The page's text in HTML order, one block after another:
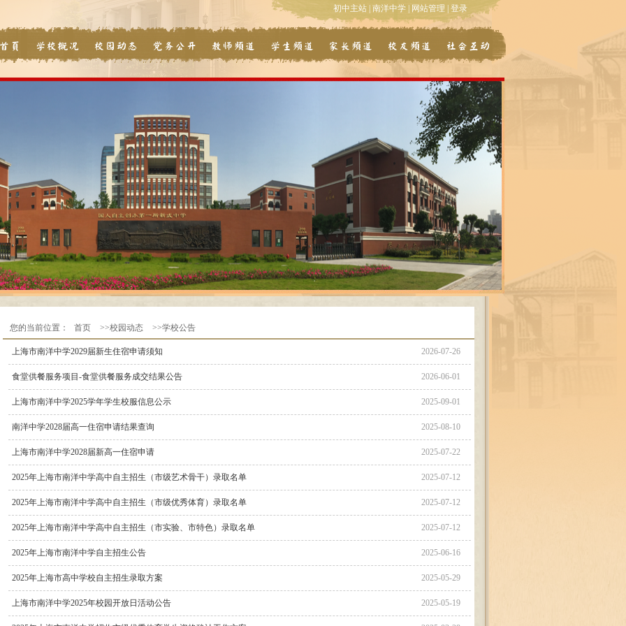
初中主站 南洋中学 网站管理 登录
页 学校概况 校园动态 党务公开 教师频道 学生频道 家长频道 校友频道 社会互动
您的当前位置： 首页 >>校园动态 >>学校公告
上海市南洋中学2029届新生住宿申请须知 2026-07-26
食堂供餐服务项目-食堂供餐服务成交结果公告 2026-06-01
上海市南洋中学2025学年学生校服信息公示 2025-09-01
南洋中学2028届高一住宿申请结果查询 2025-08-10
上海市南洋中学2028届新高一住宿申请 2025-07-22
2025年上海市南洋中学高中自主招生（市级艺术骨干）录取名单 2025-07-12
2025年上海市南洋中学高中自主招生（市级优秀体育）录取名单 2025-07-12
2025年上海市南洋中学高中自主招生（市实验、市特色）录取名单 2025-07-12
2025年上海市南洋中学自主招生公告 2025-06-16
2025年上海市高中学校自主招生录取方案 2025-05-29
上海市南洋中学2025年校园开放日活动公告 2025-05-19